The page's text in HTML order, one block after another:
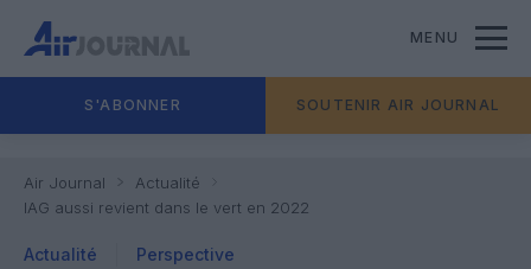
MENU
S'ABONNER SOUTENIR AIR JOURNAL
Air Journal
Actualité
IAG aussi revient dans le vert en 2022
Actualité Perspective